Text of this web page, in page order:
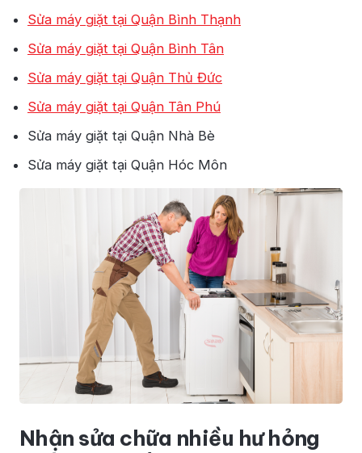
Sửa máy giặt tại Quận Bình Thạnh
Sửa máy giặt tại Quận Bình Tân
Sửa máy giặt tại Quận Thủ Đức
Sửa máy giặt tại Quận Tân Phú
Sửa máy giặt tại Quận Nhà Bè
Sửa máy giặt tại Quận Hóc Môn
Nhận sửa chữa nhiều hư hỏng